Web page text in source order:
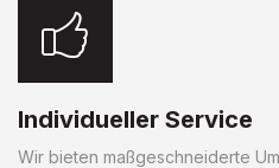
Individueller Service
Wir bieten maßgeschneiderte